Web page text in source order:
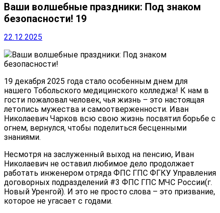
Ваши волшебные праздники: Под знаком
безопасности! 19
22.12.2025
Ваши волшебные праздники: Под знаком
безопасности!
19 декабря 2025 года стало особенным днем для
нашего Тобольского медицинского колледжа! К нам в
гости пожаловал человек, чья жизнь – это настоящая
летопись мужества и самоотверженности. Иван
Николаевич Чарков всю свою жизнь посвятил борьбе с
огнем, вернулся, чтобы поделиться бесценными
знаниями.
Несмотря на заслуженный выход на пенсию, Иван
Николаевич не оставил любимое дело продолжает
работать инженером отряда ФПС ГПС ФГКУ Управления
договорных подразделений #3 ФПС ГПС МЧС России(г.
Новый Уренгой). И это не просто слова – это призвание,
которое не угасает с годами.